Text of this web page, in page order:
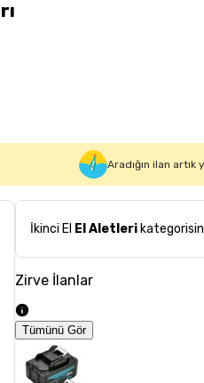
Aradığın ilan
İkinci El El Aletleri
Zirve İlanlar
Tümünü Gör